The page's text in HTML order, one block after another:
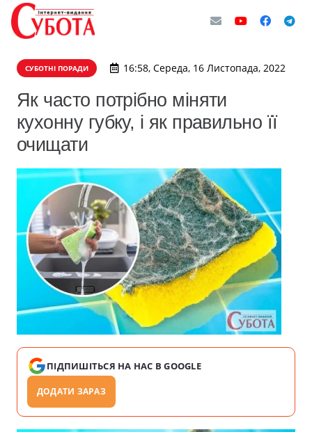
СУБОТНІ ПОРАДИ 16:58, Середа, 16 Листопада, 2022
Як часто потрібно міняти
кухонну губку, і як правильно її
очищати
ПІДПИШІТЬСЯ НА НАС В GOOGLE
ДОДАТИ ЗАРАЗ